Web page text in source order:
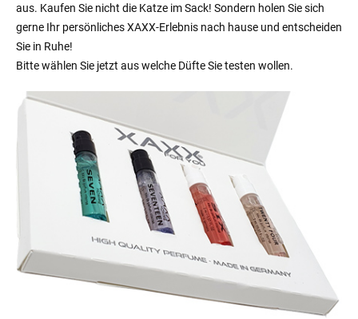
aus. Kaufen Sie nicht die Katze im Sack! Sondern holen Sie sich
gerne Ihr persönliches XAXX-Erlebnis nach hause und entscheiden
Sie in Ruhe!
Bitte wählen Sie jetzt aus welche Düfte Sie testen wollen.